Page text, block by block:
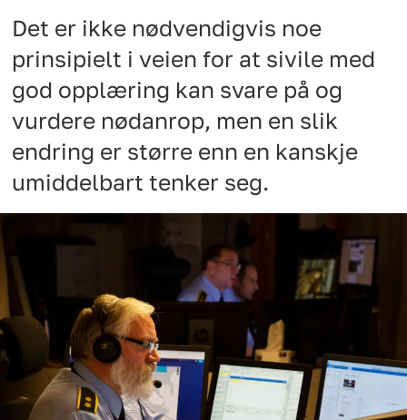
Det er ikke nødvendigvis noe
prinsipielt i veien for at sivile med
god opplæring kan svare på og
vurdere nødanrop, men en slik
endring er større enn en kanskje
umiddelbart tenker seg.